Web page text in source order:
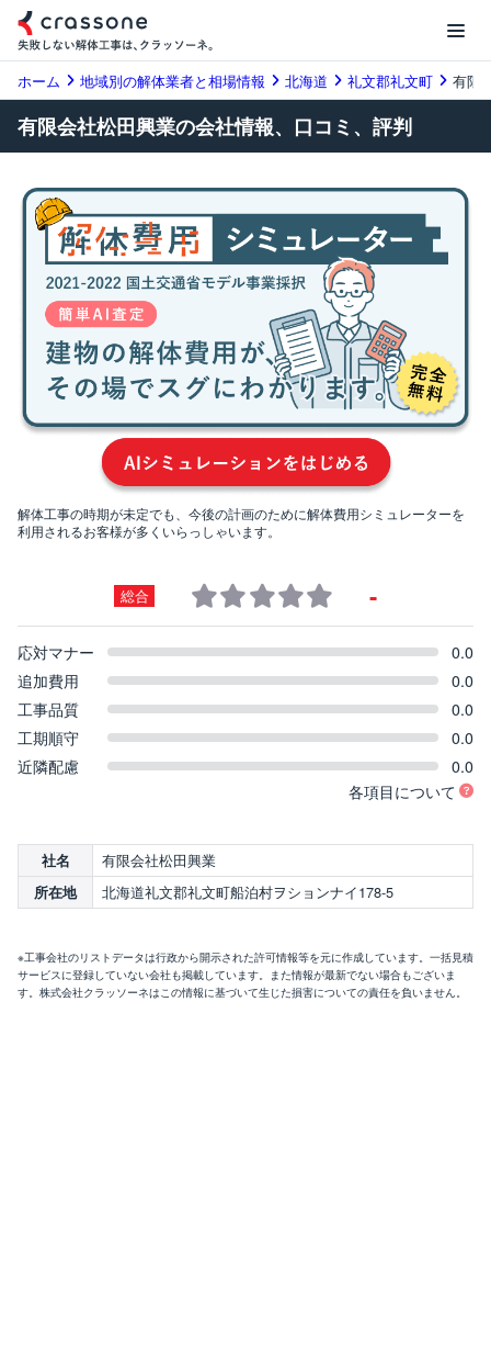
ホーム 地域別の解体業者と相場情報 北海道 礼文郡礼文町 有限
有限会社松田興業の会社情報、口コミ、評判
解体工事の時期が未定でも、今後の計画のために解体費用シミュレーターを
利用されるお客様が多くいらっしゃいます。
総合 -
応対マナー
0.0
追加費用
0.0
工事品質
0.0
工期順守
0.0
近隣配慮
0.0
各項目について
社名 有限会社松田興業
所在地 北海道礼文郡礼文町船泊村ヲションナイ178-5
※工事会社のリストデータは行政から開示された許可情報等を元に作成しています。一括見積
サービスに登録していない会社も掲載しています。また情報が最新でない場合もございま
す。株式会社クラッソーネはこの情報に基づいて生じた損害についての責任を負いません。